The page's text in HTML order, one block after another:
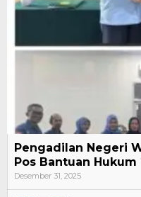
Pengadilan Negeri
Pos Bantuan Hukum
Desember 31, 2025